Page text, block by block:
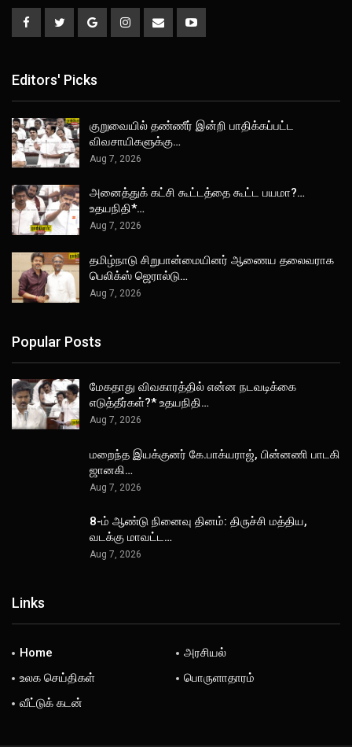
Editors' Picks
குறுவையில் தண்ணீர் இன்றி பாதிக்கப்பட்ட
விவசாயிகளுக்கு…
Aug 7, 2026
அனைத்துக் கட்சி கூட்டத்தை கூட்ட பயமா?…
உதயநிதி*…
Aug 7, 2026
தமிழ்நாடு சிறுபான்மையினர் ஆணைய தலைவராக
பெலிக்ஸ் ஜெரால்டு…
Aug 7, 2026
Popular Posts
மேகதாது விவகாரத்தில் என்ன நடவடிக்கை
எடுத்தீர்கள்?* உதயநிதி…
Aug 7, 2026
மறைந்த இயக்குனர் கே.பாக்யராஜ், பின்னணி பாடகி
ஜானகி…
Aug 7, 2026
8-ம் ஆண்டு நினைவு தினம்: திருச்சி மத்திய,
வடக்கு மாவட்ட…
Aug 7, 2026
Links
Home
அரசியல்
உலக செய்திகள்
பொருளாதாரம்
வீட்டுக் கடன்